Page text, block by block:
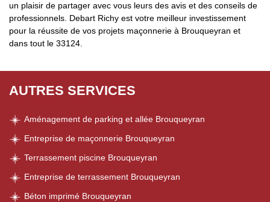
un plaisir de partager avec vous leurs des avis et des conseils de
professionnels. Debart Richy est votre meilleur investissement
pour la réussite de vos projets maçonnerie à Brouqueyran et
dans tout le 33124.
AUTRES SERVICES
Aménagement de parking et allée Brouqueyran
Entreprise de maçonnerie Brouqueyran
Terrassement piscine Brouqueyran
Entreprise de terrassement Brouqueyran
Béton imprimé Brouqueyran